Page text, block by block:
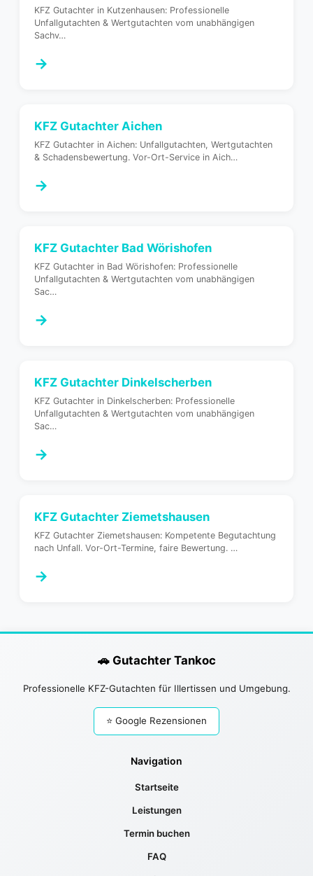
KFZ Gutachter in Kutzenhausen: Professionelle
Unfallgutachten & Wertgutachten vom unabhängigen
Sachv…
→
KFZ Gutachter Aichen
KFZ Gutachter in Aichen: Unfallgutachten, Wertgutachten
& Schadensbewertung. Vor-Ort-Service in Aich…
→
KFZ Gutachter Bad Wörishofen
KFZ Gutachter in Bad Wörishofen: Professionelle
Unfallgutachten & Wertgutachten vom unabhängigen
Sac…
→
KFZ Gutachter Dinkelscherben
KFZ Gutachter in Dinkelscherben: Professionelle
Unfallgutachten & Wertgutachten vom unabhängigen
Sac…
→
KFZ Gutachter Ziemetshausen
KFZ Gutachter Ziemetshausen: Kompetente Begutachtung
nach Unfall. Vor-Ort-Termine, faire Bewertung. …
→
🚗 Gutachter Tankoc
Professionelle KFZ-Gutachten für Illertissen und Umgebung.
⭐ Google Rezensionen
Navigation
Startseite
Leistungen
Termin buchen
FAQ